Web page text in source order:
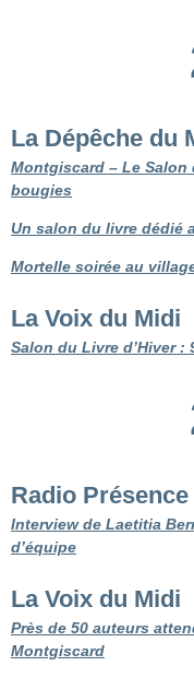
La Dépêche du
Montgiscard – Le Salon
bougies
Un salon du livre dédié
Mortelle soirée au
La Voix du Midi
Salon du Livre d’Hiver
Radio Présence
Interview de Laetitia
d’équipe
La Voix du Midi
Près de 50 auteurs
Montgiscard